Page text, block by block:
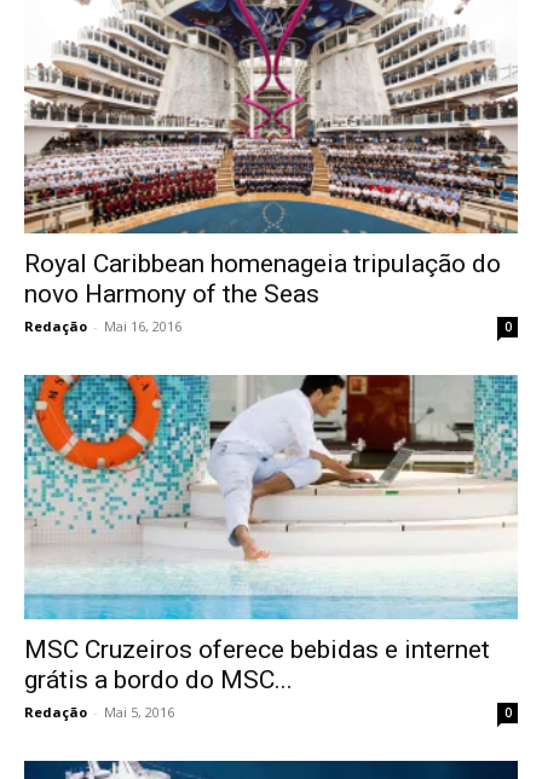
Royal Caribbean homenageia tripulação do
novo Harmony of the Seas
Redação - Mai 16, 2016 0
MSC Cruzeiros oferece bebidas e internet
grátis a bordo do MSC...
Redação - Mai 5, 2016 0